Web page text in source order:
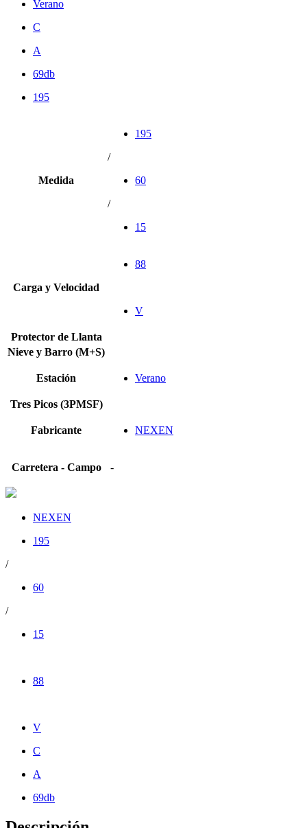
Verano
C
A
69db
195
Medida
195
/
60
/
15
Carga y Velocidad
88
V
Protector de Llanta
Nieve y Barro (M+S)
Estación Verano
Tres Picos (3PMSF)
Fabricante NEXEN
Carretera - Campo -
NEXEN
195
/
60
/
15
88
V
C
A
69db